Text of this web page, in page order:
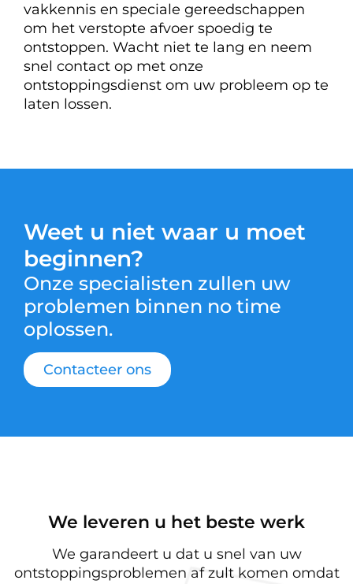
vakkennis en speciale gereedschappen
om het verstopte afvoer spoedig te
ontstoppen. Wacht niet te lang en neem
snel contact op met onze
ontstoppingsdienst om uw probleem op te
laten lossen.
Weet u niet waar u moet
beginnen?
Onze specialisten zullen uw
problemen binnen no time
oplossen.
Contacteer ons
We leveren u het beste werk
We garandeert u dat u snel van uw
ontstoppingsproblemen af zult komen omdat